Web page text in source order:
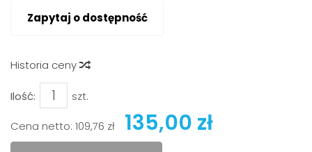
Zapytaj o dostępność
Historia ceny
Ilość: szt.
Cena netto: 109,76 zł 135,00 zł